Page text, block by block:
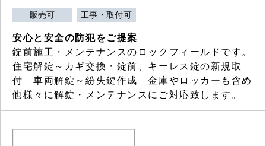
販売可 工事・取付可
安心と安全の防犯をご提案
錠前施工・メンテナンスのロックフィールドです。
住宅解錠～カギ交換・錠前、キーレス錠の新規取
付 車両解錠～紛失鍵作成 金庫やロッカーも含め
他様々に解錠・メンテナンスにご対応致します。